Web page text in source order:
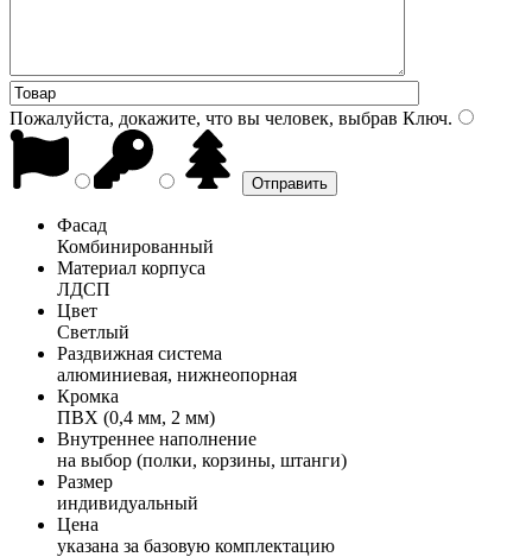
Пожалуйста, докажите, что вы человек, выбрав Ключ.
Фасад
Комбинированный
Материал корпуса
ЛДСП
Цвет
Светлый
Раздвижная система
алюминиевая, нижнеопорная
Кромка
ПВХ (0,4 мм, 2 мм)
Внутреннее наполнение
на выбор (полки, корзины, штанги)
Размер
индивидуальный
Цена
указана за базовую комплектацию